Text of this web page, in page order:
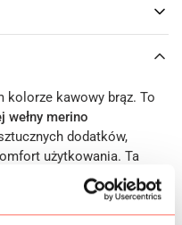
kolorze kawowy brąz. To
wełny merino
dodatków,
użytkowania. Ta
cechy wełny
doskonałe
higroskopijność oraz